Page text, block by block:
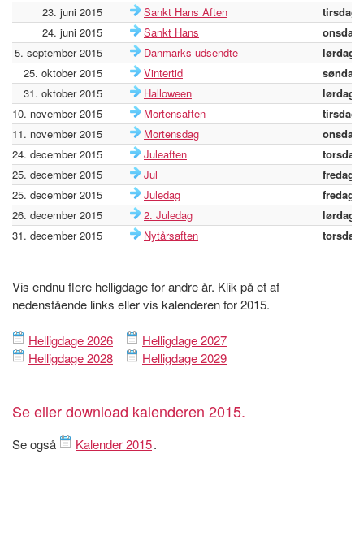
23. juni 2015
Sankt Hans Aften
tirsdag
24. juni 2015
Sankt Hans
onsdag
5. september 2015
Danmarks udsendte
lørdag
25. oktober 2015
Vintertid
søndag
31. oktober 2015
Halloween
lørdag
10. november 2015
Mortensaften
tirsdag
11. november 2015
Mortensdag
onsdag
24. december 2015
Juleaften
torsdag
25. december 2015
Jul
fredag
25. december 2015
Juledag
fredag
26. december 2015
2. Juledag
lørdag
31. december 2015
Nytårsaften torsdag
Vis endnu flere helligdage for andre år. Klik på et af
nedenstående links eller vis kalenderen for 2015.
Helligdage 2026
Helligdage 2027
Helligdage 2028
Helligdage 2029
Se eller download kalenderen 2015.
Se også Kalender 2015.